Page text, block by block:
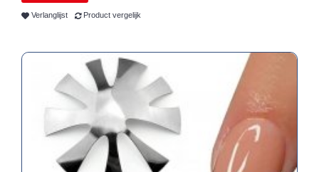
Verlanglijst Product vergelijk